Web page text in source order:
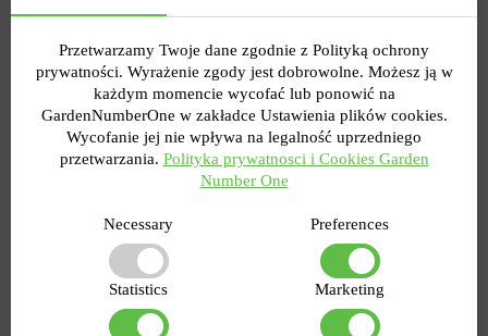
Przetwarzamy Twoje dane zgodnie z Polityką ochrony
prywatności. Wyrażenie zgody jest dobrowolne. Możesz ją w
każdym momencie wycofać lub ponowić na
GardenNumberOne w zakładce Ustawienia plików cookies.
Wycofanie jej nie wpływa na legalność uprzedniego
przetwarzania. Polityka prywatnosci i Cookies Garden
Number One
Necessary Preferences
Statistics Marketing